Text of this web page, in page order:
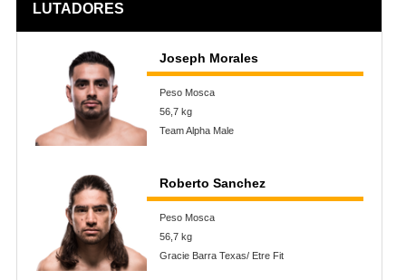
LUTADORES
Joseph Morales
Peso Mosca
56,7 kg
Team Alpha Male
Roberto Sanchez
Peso Mosca
56,7 kg
Gracie Barra Texas/ Etre Fit